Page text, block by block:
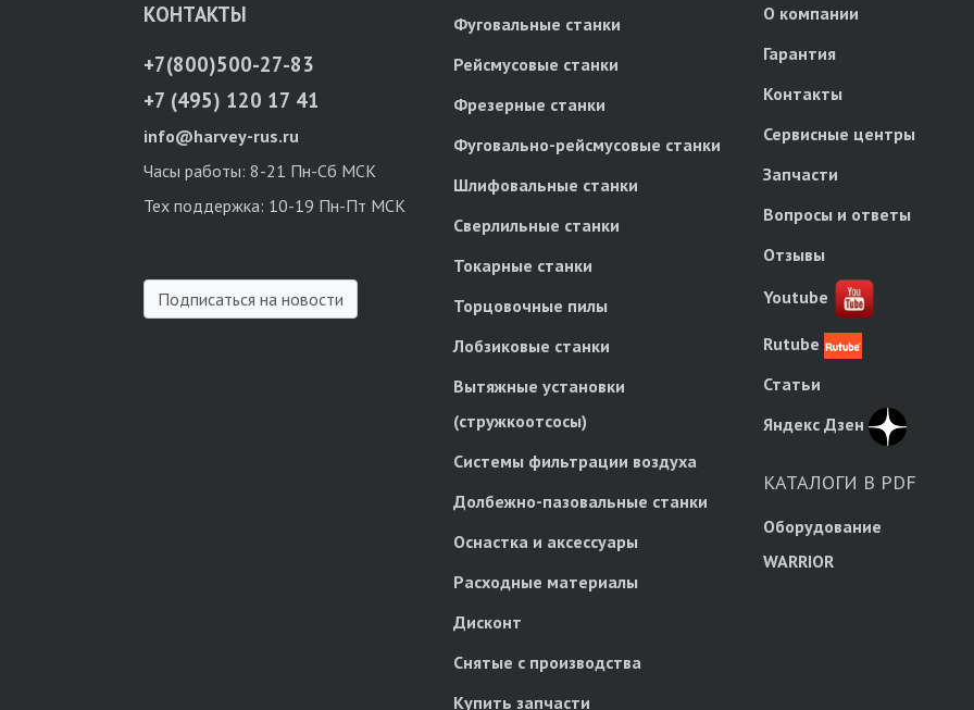
О компании
Гарантия
Контакты
Сервисные центры
Запчасти
Вопросы и ответы
Отзывы
Youtube
Rutube
Статьи
Яндекс Дзен
КАТАЛОГИ В PDF
Оборудование
WARRIOR
Фуговальные станки
Рейсмусовые станки
Фрезерные станки
Фуговально-рейсмусовые станки
Шлифовальные станки
Сверлильные станки
Токарные станки
Торцовочные пилы
Лобзиковые станки
Вытяжные установки
(стружкоотсосы)
Системы фильтрации воздуха
Долбежно-пазовальные станки
Оснастка и аксессуары
Расходные материалы
Дисконт
Снятые с производства
Купить запчасти
КОНТАКТЫ
+7(800)500-27-83
+7 (495) 120 17 41
info@harvey-rus.ru
Часы работы: 8-21 Пн-Сб МСК
Тех поддержка: 10-19 Пн-Пт МСК
Подписаться на новости